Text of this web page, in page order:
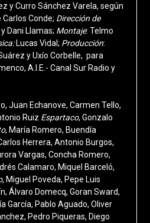
y Curro Sánchez Varela, según
Conde; Dirección de
Dani Llamas; Montaje: Telmo
Lucas Vidal; Producción:
y Uxío Corbelle, para
A.I.E.- Canal Sur Radio y
Juan Echanove, Carmen Tello,
Ruiz Espartaco, Gonzalo
, María Romero, Buendía
Herrera, Antonio Burgos,
Vargas, Concha Romero,
Calamaro, Miquel Barceló,
, Miguel Poveda, Pepe Luis
Álvaro Domecq, Goran Sward,
García, Pablo Aguado, Oliver
Pedro Piqueras, Diego